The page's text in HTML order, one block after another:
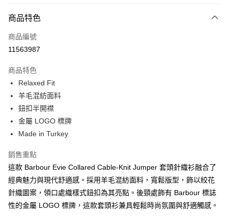
信用卡一次付款
信用卡分期付款
合作金庫商業銀行
華南商業銀行
上海商業儲蓄銀行
國泰世華商業銀行
臺灣中小企業銀行
元大商業銀行
台新國際商業銀行
中國信託商業銀行
台灣樂天信用卡公司
Apple Pay
街口支付
悠遊付
Google Pay
全盈+PAY
AFTEE先享後付
相關說明
商品特色
商品編號
11563987
商品特色
Relaxed Fit
羊毛混紡面料
鈕扣半開襟
金屬 LOGO 標牌
Made in Turkey
銷售重點
這款 Barbour Evie Collared Cable-Knit Jumper 套頭針織衫融合了
經典魅力與現代舒適感。採用羊毛混紡面料，寬鬆版型，飾以絞花
針織圖案，領口處織樣式鈕扣為其亮點。後頸處飾有 Barbour 標誌
性的金屬 LOGO 標牌，這款套頭衫兼具輕鬆時尚氛圍與舒適觸感。